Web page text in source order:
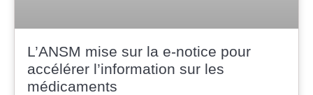
L’ANSM mise sur la e-notice pour
accélérer l’information sur les
médicaments